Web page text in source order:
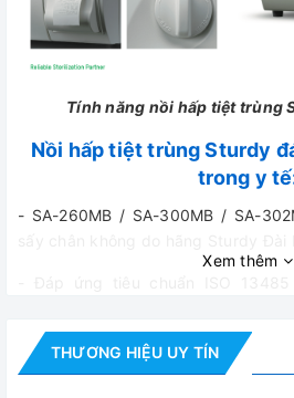
Tính năng nồi hấp tiệt trùng
Nồi hấp tiệt trùng Sturdy
trong y
- SA-260MB / SA-300MB / SA-
áp suất
- Đáp ứng tiêu chuẩn Class B
Xem thêm
THƯƠNG HIỆU UY TÍN